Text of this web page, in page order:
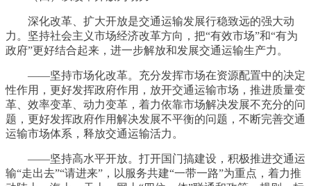
深化改革、扩大开放是交通运输发展行稳致远的强大动
力。坚持社会主义市场经济改革方向，把“有效市场”和“有为
政府”更好结合起来，进一步解放和发展交通运输生产力。
——坚持市场化改革。充分发挥市场在资源配置中的决定
性作用，更好发挥政府作用，放开交通运输市场，推进质量变
革、效率变革、动力变革，着力依靠市场解决发展不充分的问
题，更好发挥政府作用解决发展不平衡的问题，不断完善交通
运输市场体系，释放交通运输活力。
——坚持高水平开放。打开国门搞建设，积极推进交通运
输“走出去”“请进来”，以服务共建“一带一路”为重点，着力推